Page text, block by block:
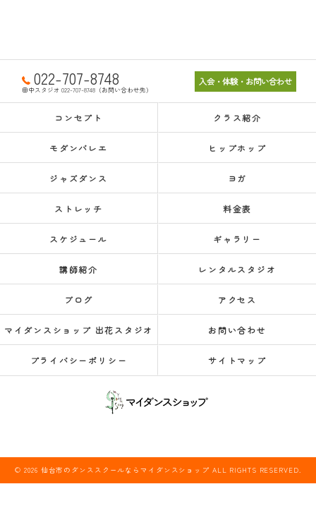
022-707-8748
田中スタジオ 022-707-8748（お問い合わせ先）
入会・体験・お問い合わせ
コンセプト クラス紹介
モダンバレエ ヒップホップ
ジャズダンス ヨガ
ストレッチ 料金表
スケジュール ギャラリー
講師紹介 レンタルスタジオ
ブログ アクセス
マイダンスショップ 出花スタジオ お問い合わせ
プライバシーポリシー サイトマップ
© 2026 仙台市のダンススクールならマイダンスショップ ALL RIGHTS RESERVED.